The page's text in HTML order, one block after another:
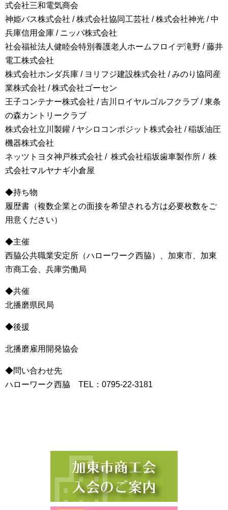
式会社三和電気商会
神姫バス株式会社 / 株式会社協同工芸社 / 株式会社神光 / 中
兵庫信用金庫 / ニッパ株式会社
社会福祉法人健睦会特別養護老人ホームフロイデ滝野 / 藤井
電工株式会社
株式会社ホンダ兵庫 / ヨリフジ建設株式会社 / みのり協同産
業株式会社 / 株式会社ゴーセン
王子コンテナー株式会社 / 吉川ロイヤルゴルフクラブ / 東条
の森カントリークラブ
株式会社立川製鑵 / ヤシロコンポジット株式会社 / 稲坂油圧
機器株式会社
ネッツトヨタ神戸株式会社 / 株式会社稲坂歯車製作所 / 株
式会社マルヤナギ小倉屋
◆持ち物
履歴書（複数企業との面接を希望される方は必要枚数をご
用意ください）
◆主催
西脇公共職業安定所（ハローワーク西脇）、加東市、加東
市商工会、兵庫労働局
◆共催
北播磨県民局
◆後援
北播磨雇用開発協会
◆問い合わせ先
ハローワーク西脇 TEL：0795-22-3181